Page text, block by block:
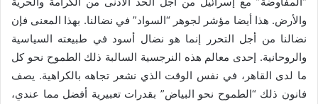
والأرض. هذا أيضا مؤشر لجوهر “السواد” في نضالنا. بهذا المعنى فإن
نضالنا من أجل التحرر إنما هو نضال أسود في طبيعته السياسية
والروحانية. إحدى معالم هذه النرجسية السالبة ذلك الطموح نحو كل
ما لدى القاهر، في نفس الوقت الذي نشعر تجاهه بالكراهية. يصف
فانون ذلك “الطموح نحو البياض” بقدرات تعبيرية أفضل مما عندي،